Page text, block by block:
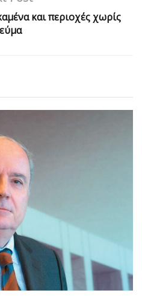
και περιοχές χωρίς